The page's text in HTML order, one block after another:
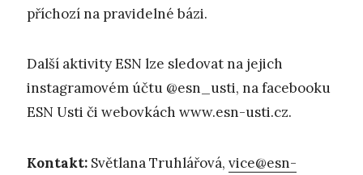
příchozí na pravidelné bázi.
Další aktivity ESN lze sledovat na jejich
instagramovém účtu @esn_usti, na facebooku
ESN Usti či webovkách www.esn-usti.cz.
Kontakt: Světlana Truhlářová, vice@esn-